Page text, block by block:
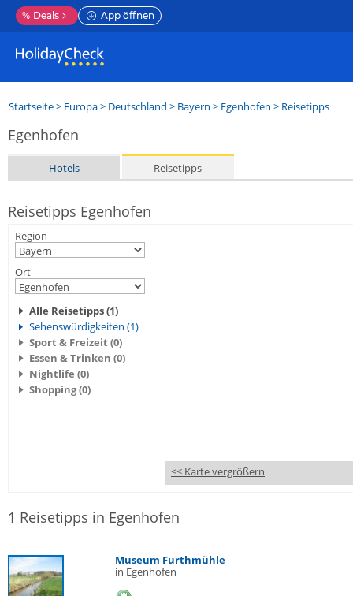
% Deals App öffnen
Startseite> Europa> Deutschland > Bayern > Egenhofen > Reisetipps
Egenhofen
Hotels Reisetipps
Reisetipps Egenhofen
Region
Ort
Alle Reisetipps (1)
Sehenswürdigkeiten (1)
Sport & Freizeit (0)
Essen & Trinken (0)
Nightlife (0)
Shopping (0)
<< Karte vergrößern
1 Reisetipps in Egenhofen
Museum Furthmühle
in Egenhofen